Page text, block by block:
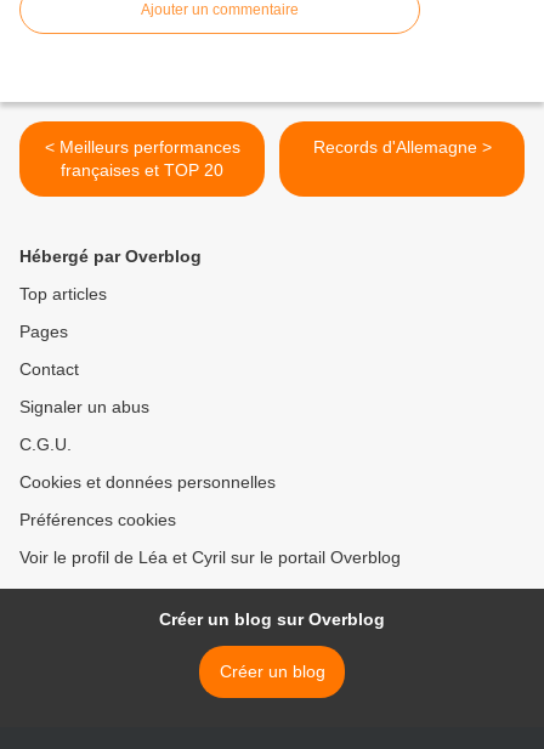
Ajouter un commentaire
< Meilleurs performances
françaises et TOP 20
Records d'Allemagne >
Hébergé par Overblog
Top articles
Pages
Contact
Signaler un abus
C.G.U.
Cookies et données personnelles
Préférences cookies
Voir le profil de Léa et Cyril sur le portail Overblog
Créer un blog sur Overblog
Créer un blog